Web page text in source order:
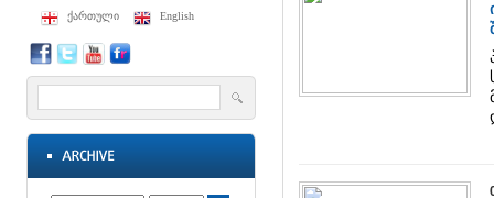
ქართული English